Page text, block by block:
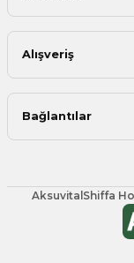
Alışveriş
Bağlantılar
AksuvitalShiffa